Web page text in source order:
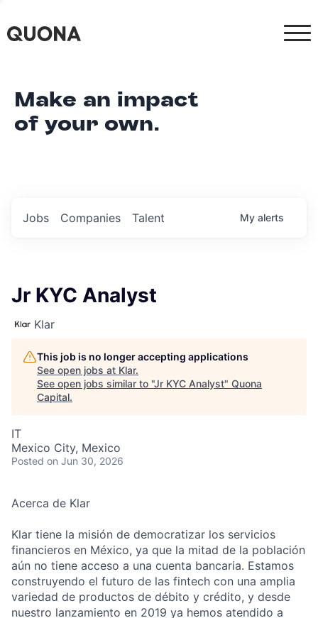
Make an impact
of your own.
Jobs Companies Talent My alerts
Jr KYC Analyst
Klar
This job is no longer accepting applications
See open jobs at Klar.
See open jobs similar to "Jr KYC Analyst" Quona
Capital.
IT
Mexico City, Mexico
Posted on Jun 30, 2026
Acerca de Klar
Klar tiene la misión de democratizar los servicios
financieros en México, ya que la mitad de la población
aún no tiene acceso a una cuenta bancaria. Estamos
construyendo el futuro de las fintech con una amplia
variedad de productos de débito y crédito, y desde
nuestro lanzamiento en 2019 ya hemos atendido a